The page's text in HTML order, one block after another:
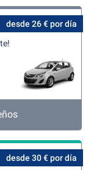
desde 26 € por día
desde 30 € por día